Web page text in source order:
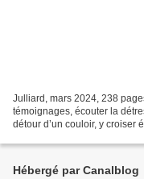
Julliard, mars 2024, 238
témoignages, écouter la
détour d’un couloir, y croiser
Hébergé par Canalblog